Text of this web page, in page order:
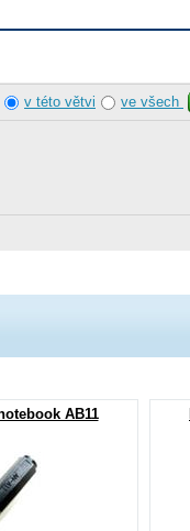
v této větvi ve všech
AB11